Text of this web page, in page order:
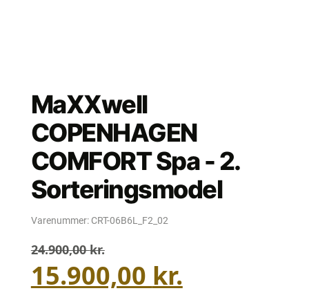
MaXXwell
COPENHAGEN
COMFORT Spa - 2.
Sorteringsmodel
Varenummer: CRT-06B6L_F2_02
24.900,00kr.
Den
oprindelige
pris
15.900,00 kr.
Den
aktuelle
pris